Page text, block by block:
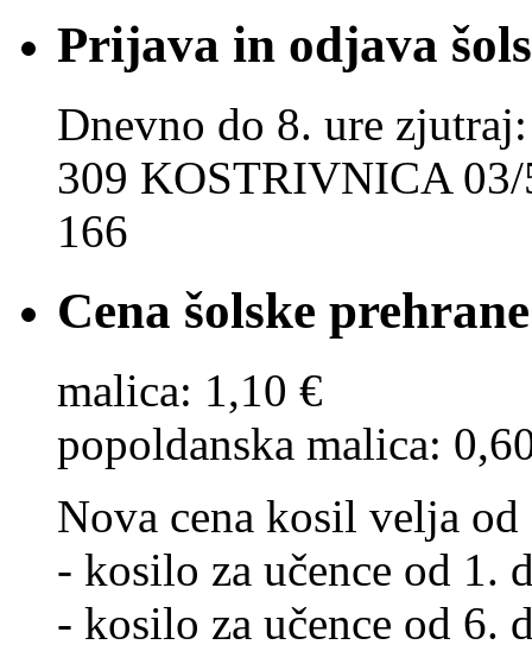
Prijava in odjava
Dnevno do 8. ure
309 KOSTRIVNICA
166
Cena šolske prehrane
malica: 1,10 €
popoldanska malica:
Nova cena kosil velja
- kosilo za učence od 1.
- kosilo za učence od 6.